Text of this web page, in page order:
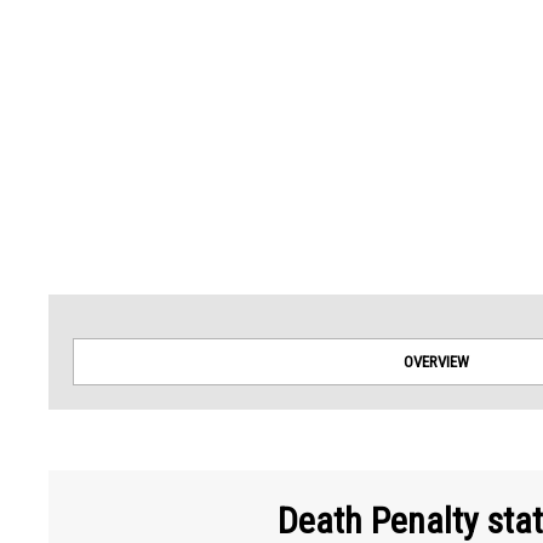
OVERVIEW
Death Penalty